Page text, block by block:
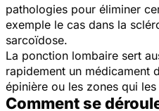
pathologies pour éliminer
exemple le cas dans la
sarcoïdose.
La ponction lombaire sert
rapidement un médicament
épinière ou les zones qui
Comment se